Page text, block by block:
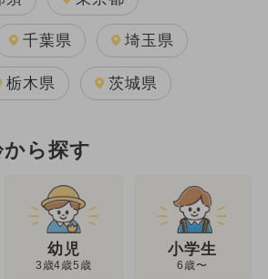
千葉県 埼玉県
栃木県 茨城県
ら探す
幼児
3歳4歳5歳
小学生
6歳〜